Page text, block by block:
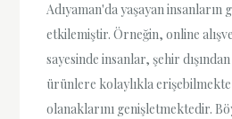
Adıyaman'da yaşayan insanların
etkilemiştir. Örneğin, online
sayesinde insanlar, şehir
ürünlere kolaylıkla
olanaklarını genişletmektedir.